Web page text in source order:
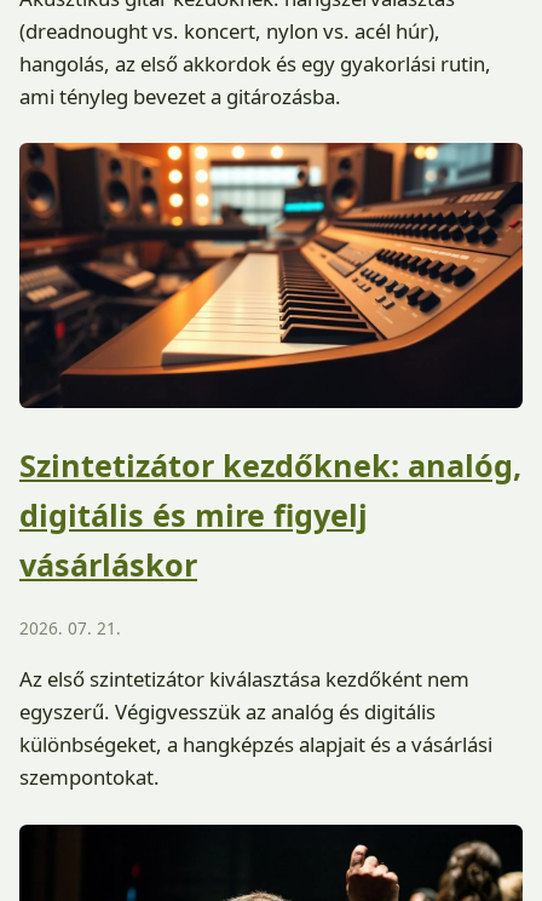
(dreadnought vs. koncert, nylon vs. acél húr),
hangolás, az első akkordok és egy gyakorlási rutin,
ami tényleg bevezet a gitározásba.
Szintetizátor kezdőknek: analóg,
digitális és mire figyelj
vásárláskor
2026. 07. 21.
Az első szintetizátor kiválasztása kezdőként nem
egyszerű. Végigvesszük az analóg és digitális
különbségeket, a hangképzés alapjait és a vásárlási
szempontokat.